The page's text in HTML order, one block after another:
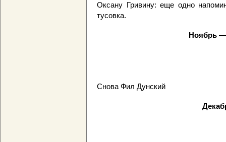
Оксану Гривину: еще одно
тусовка.
Ноябрь —
Снова Фил Дунский